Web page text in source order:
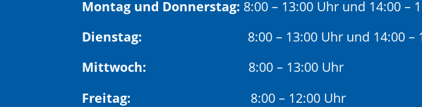
Montag und Donnerstag: 8:00 – 13:00 Uhr und 14:00 –
Dienstag: 8:00 – 13:00 Uhr und 14:00 –
Mittwoch: 8:00 – 13:00 Uhr
Freitag:
8:00 – 12:00 Uhr